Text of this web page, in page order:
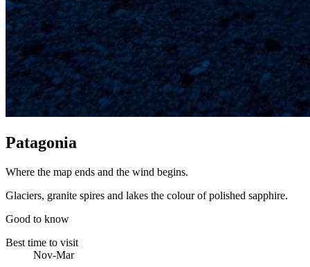
Patagonia
Where the map ends and the wind begins.
Glaciers, granite spires and lakes the colour of polished sapphire.
Good to know
Best time to visit
Nov-Mar